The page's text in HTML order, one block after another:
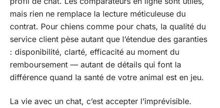
mais rien ne remplace la lecture méticuleuse du
contrat. Pour chiens comme pour chats, la qualité du
service client pèse autant que l’étendue des garanties
: disponibilité, clarté, efficacité au moment du
remboursement — autant de détails qui font la
différence quand la santé de votre animal est en jeu.
La vie avec un chat, c’est accepter l’imprévisible.